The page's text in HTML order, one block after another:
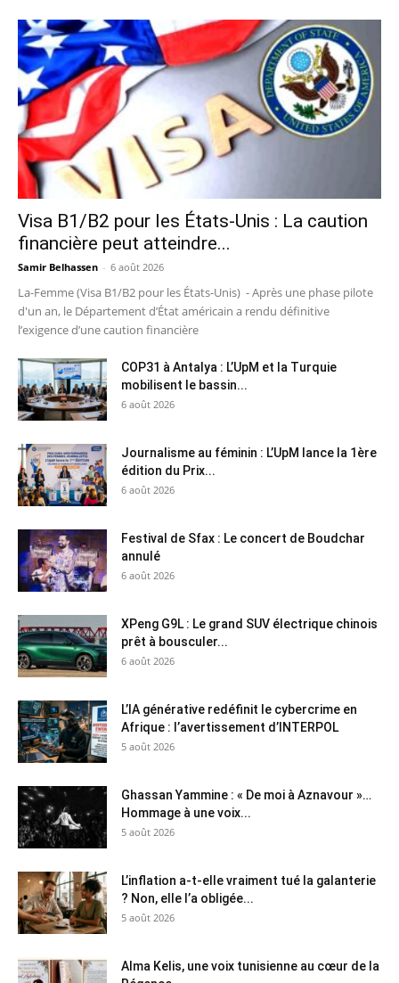
Visa B1/B2 pour les États-Unis : La caution
financière peut atteindre...
Samir Belhassen - 6 août 2026
La-Femme (Visa B1/B2 pour les États-Unis) - Après une phase pilote
d'un an, le Département d’État américain a rendu définitive
l’exigence d’une caution financière
COP31 à Antalya : L’UpM et la Turquie
mobilisent le bassin...
6 août 2026
Journalisme au féminin : L’UpM lance la 1ère
édition du Prix...
6 août 2026
Festival de Sfax : Le concert de Boudchar
annulé
6 août 2026
XPeng G9L : Le grand SUV électrique chinois
prêt à bousculer...
6 août 2026
L’IA générative redéfinit le cybercrime en
Afrique : l’avertissement d’INTERPOL
5 août 2026
Ghassan Yammine : « De moi à Aznavour »…
Hommage à une voix...
5 août 2026
L’inflation a-t-elle vraiment tué la galanterie
? Non, elle l’a obligée...
5 août 2026
Alma Kelis, une voix tunisienne au cœur de la